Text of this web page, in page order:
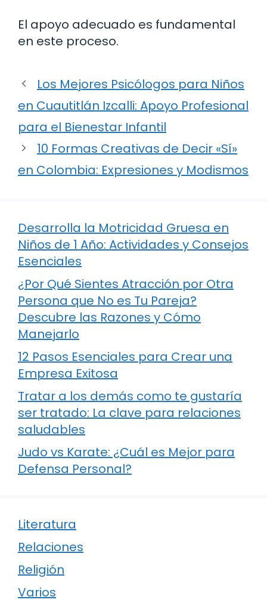
El apoyo adecuado es fundamental
en este proceso.
Los Mejores Psicólogos para Niños
en Cuautitlán Izcalli: Apoyo Profesional
para el Bienestar Infantil
10 Formas Creativas de Decir «Sí»
en Colombia: Expresiones y Modismos
Desarrolla la Motricidad Gruesa en
Niños de 1 Año: Actividades y Consejos
Esenciales
¿Por Qué Sientes Atracción por Otra
Persona que No es Tu Pareja?
Descubre las Razones y Cómo
Manejarlo
12 Pasos Esenciales para Crear una
Empresa Exitosa
Tratar a los demás como te gustaría
ser tratado: La clave para relaciones
saludables
Judo vs Karate: ¿Cuál es Mejor para
Defensa Personal?
Literatura
Relaciones
Religión
Varios